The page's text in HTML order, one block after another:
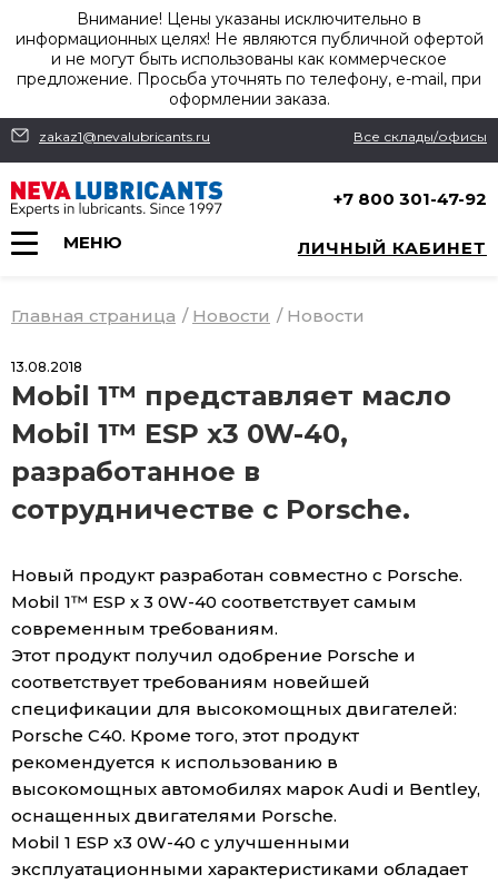
Внимание! Цены указаны исключительно в
информационных целях! Не являются публичной офертой
и не могут быть использованы как коммерческое
предложение. Просьба уточнять по телефону, e-mail, при
оформлении заказа.
zakaz1@nevalubricants.ru Все склады/офисы
+7 800 301-47-92
МЕНЮ ЛИЧНЫЙ КАБИНЕТ
Главная страница / Новости / Новости
13.08.2018
Mobil 1™ представляет масло
Mobil 1™ ESP x3 0W-40,
разработанное в
сотрудничестве с Porsche.
Новый продукт разработан совместно с Porsche.
Mobil 1™ ESP x 3 0W-40 соответствует самым
современным требованиям.
Этот продукт получил одобрение Porsche и
соответствует требованиям новейшей
спецификации для высокомощных двигателей:
Porsche C40. Кроме того, этот продукт
рекомендуется к использованию в
высокомощных автомобилях марок Audi и Bentley,
оснащенных двигателями Porsche.
Mobil 1 ESP x3 0W-40 с улучшенными
эксплуатационными характеристиками обладает